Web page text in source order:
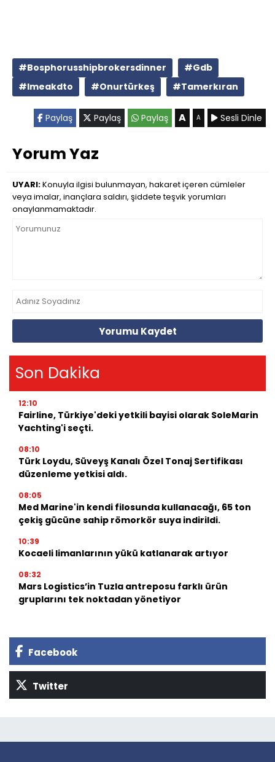
#Bosphorusshipbrokersdinner
#Gdb
#Imeakdto
#Onurtürkeş #Tamerkıran
Paylaş Paylaş Paylaş A A Sesli Dinle
Yorum Yaz
UYARI:Konuyla ilgisi bulunmayan, hakaret içeren cümleler
veya imalar, inançlara saldırı, şiddete teşvik yorumları
onaylanmamaktadır.
Yorumu Kaydet
Son Dakika
12:10
Fairline, Türkiye'deki yetkili bayisi olarak SoleMarin
Yachting'i seçti.
08:10
Türk Loydu, Süveyş Kanalı Özel Tonaj Sertifikası
düzenleme yetkisi aldı.
08:05
Med Marine'in kendi filosunda kullanacağı, 65 ton
çekiş gücüne sahip römorkör suya indirildi.
10:39
Kocaeli limanlarının yükü katlanarak artıyor
08:32
Mars Logistics’in Tuzla antreposu farklı ürün
gruplarını tek noktadan yönetiyor
Facebook
Twitter